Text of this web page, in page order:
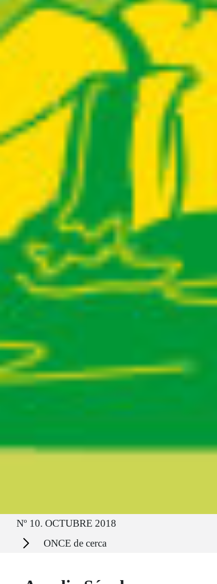
Ruta del sitio
Nº 10. OCTUBRE 2018
Secciones ONCE de cerca